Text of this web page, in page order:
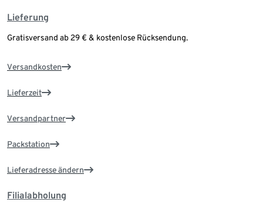
Lieferung
Gratisversand ab 29 € & kostenlose Rücksendung.
Versandkosten
Lieferzeit
Versandpartner
Packstation
Lieferadresse ändern
Filialabholung